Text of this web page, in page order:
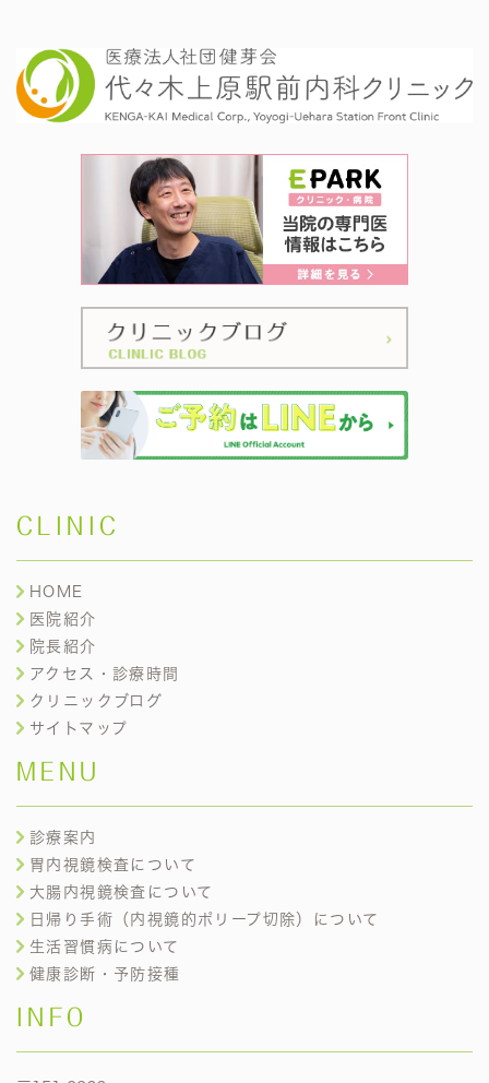
CLINIC
HOME
医院紹介
院長紹介
アクセス・診療時間
クリニックブログ
サイトマップ
MENU
診療案内
胃内視鏡検査について
大腸内視鏡検査について
日帰り手術（内視鏡的ポリープ切除）について
生活習慣病について
健康診断・予防接種
INFO